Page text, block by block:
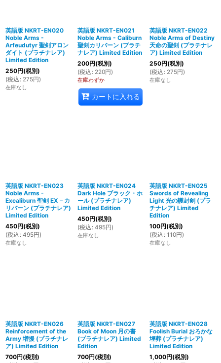
英語版 NKRT-EN020
Noble Arms -
Arfeudutyr 聖剣アロン
ダイト (プラチナレア)
Limited Edition
250円(税別)
(税込 : 275円)
在庫なし
英語版 NKRT-EN021
Noble Arms - Caliburn
聖剣カリバーン (プラチ
ナレア) Limited Edition
200円(税別)
(税込 : 220円)
在庫わずか
カートに入れる
英語版 NKRT-EN022
Noble Arms of Destiny
天命の聖剣 (プラチナレ
ア) Limited Edition
250円(税別)
(税込 : 275円)
在庫なし
英語版 NKRT-EN023
Noble Arms -
Excaliburn 聖剣 EX－カ
リバーン (プラチナレア)
Limited Edition
450円(税別)
(税込 : 495円)
在庫なし
英語版 NKRT-EN024
Dark Hole ブラック・ホ
ール (プラチナレア)
Limited Edition
450円(税別)
(税込 : 495円)
在庫なし
英語版 NKRT-EN025
Swords of Revealing
Light 光の護封剣 (プラ
チナレア) Limited
Edition
100円(税別)
(税込 : 110円)
在庫なし
英語版 NKRT-EN026
Reinforcement of the
Army 増援 (プラチナレ
ア) Limited Edition
700円(税別)
英語版 NKRT-EN027
Book of Moon 月の書
(プラチナレア) Limited
Edition
700円(税別)
英語版 NKRT-EN028
Foolish Burial おろかな
埋葬 (プラチナレア)
Limited Edition
1,000円(税別)